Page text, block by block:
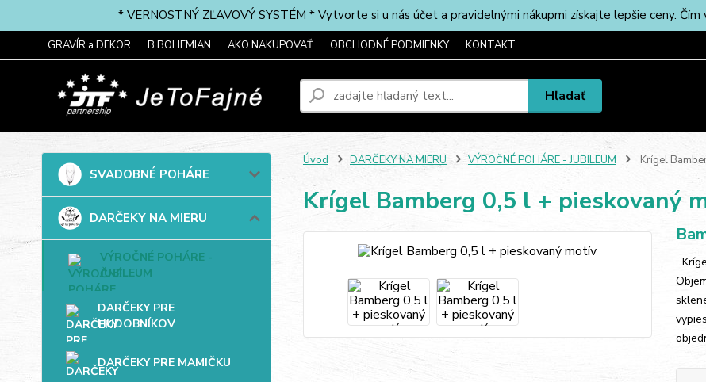
* VERNOSTNÝ ZĽAVOVÝ SYSTÉM * Vytvorte si u nás účet a pravidelnými nákupmi získajte lepšie ceny.
GRAVÍR a DEKOR B.BOHEMIAN AKO NAKUPOVAŤ OBCHODNÉ PODMIENKY KONTAKT
Hľadať
SVADOBNÉ POHÁRE
DARČEKY NA MIERU
VÝROČNÉ POHÁRE -
JUBILEUM
DARČEKY PRE
HUDOBNÍKOV
DARČEKY PRE MAMIČKU
Úvod DARČEKY NA MIERU VÝROČNÉ POHÁRE - JUBILEUM Krígel
Krígel Bamberg 0,5 l + pieskovaný